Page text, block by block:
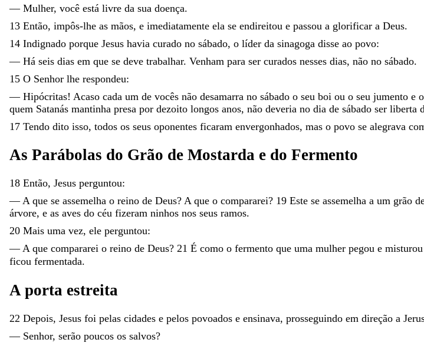
— Mulher, você está livre da sua doença.
13 Então, impôs-lhe as mãos, e imediatamente ela se endireitou e passou a glorificar a Deus.
14 Indignado porque Jesus havia curado no sábado, o líder da sinagoga disse ao povo:
— Há seis dias em que se deve trabalhar. Venham para ser curados nesses dias, não no sábado.
15 O Senhor lhe respondeu:
— Hipócritas! Acaso cada um de vocês não desamarra no sábado o seu boi ou o seu jumento e o
quem Satanás mantinha presa por dezoito longos anos, não deveria no dia de sábado ser liberta
17 Tendo dito isso, todos os seus oponentes ficaram envergonhados, mas o povo se alegrava
As Parábolas do Grão de Mostarda e do Fermento
18 Então, Jesus perguntou:
—A que se assemelha o reino de Deus? A que o compararei? 19 Este se assemelha a um grão
árvore, e as aves do céu fizeram ninhos nos seus ramos.
20 Mais uma vez, ele perguntou:
—A que compararei o reino de Deus? 21 É como o fermento que uma mulher pegou e misturou
ficou fermentada.
A porta estreita
22 Depois, Jesus foi pelas cidades e pelos povoados e ensinava, prosseguindo em direção a
— Senhor, serão poucos os salvos?